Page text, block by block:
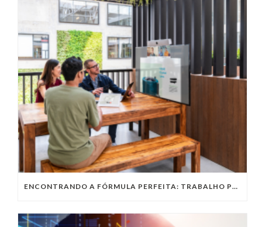
ENCONTRANDO A FÓRMULA PERFEITA: TRABALHO PRESENCIAL, HOME OFFICE OU TRABALHO HÍBRIDO?